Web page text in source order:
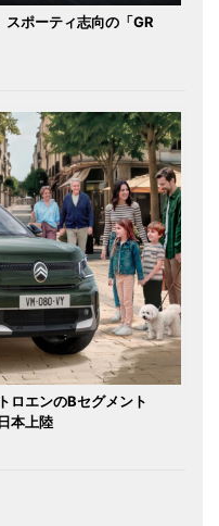
スポーティ志向の「GR
ロエンのBセグメント
本上陸